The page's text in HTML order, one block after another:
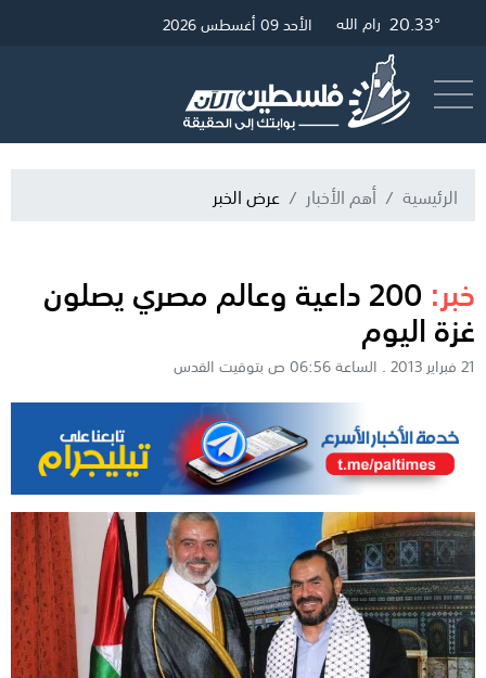
25.82° غزة 20.57° القدس 20.33° رام الله الأحد 09 أغسطس 2026
الرئيسية أهم الأخبار عرض الخبر
خبر: 200 داعية وعالم مصري يصلون
غزة اليوم
21 فبراير 2013 . الساعة 06:56 ص بتوقيت القدس